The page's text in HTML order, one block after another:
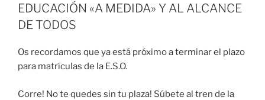
EDUCACIÓN «A MEDIDA» Y AL ALCANCE
DE TODOS
Os recordamos que ya está próximo a terminar el plazo
para matrículas de la E.S.O.
Corre! No te quedes sin tu plaza! Súbete al tren de la